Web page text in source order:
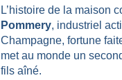
L’histoire de la maison
Pommery, industriel
Champagne, fortune
met au monde un
fils aîné.